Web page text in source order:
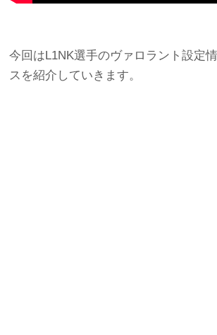
今回はL1NK選手のヴァロラント設定
スを紹介していきます。